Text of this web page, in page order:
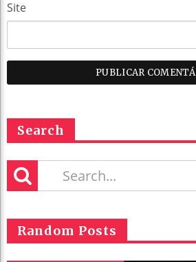
Site
Search
Random Posts